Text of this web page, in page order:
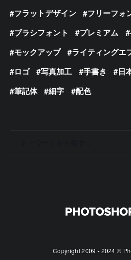
フラットデザイン
フリーフォ
ブラシフォント
プレミアム
モックアップ
ライティングエ
ロゴ
写真加工 手書き
日
筆記体
細字 配色
Copyright 2009 - 2024 ©